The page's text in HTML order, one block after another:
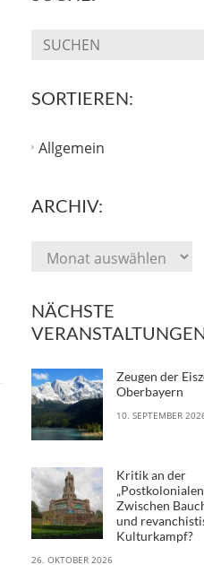
SORTIEREN:
Allgemein
ARCHIV:
NÄCHSTE
Zeugen der
Oberbayern
10. SEPTEMBER
Kritik an der
Zwischen
und
Kulturkampf?
26. OKTOBER 2026